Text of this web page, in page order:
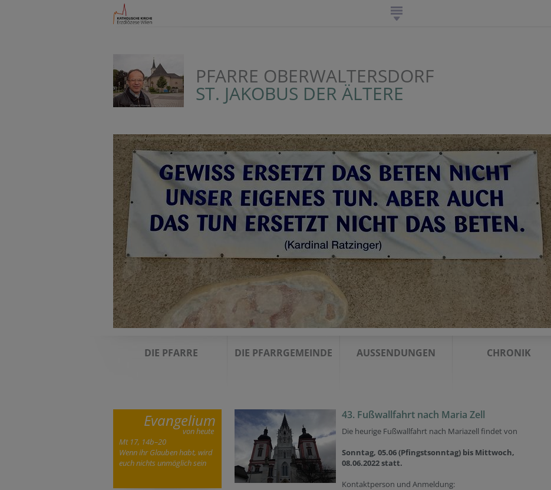
PFARRE OBERWALTERSDORF
ST. JAKOBUS DER ÄLTERE
DIE PFARRE DIE PFARRGEMEINDE AUSSENDUNGEN CHRONIK
Evangelium
von heute
Mt 17, 14b–20
Wenn ihr Glauben habt, wird
euch nichts unmöglich sein
43. Fußwallfahrt nach Maria Zell
Die heurige Fußwallfahrt nach Mariazell findet von
Sonntag, 05.06 (Pfingstsonntag) bis Mittwoch,
08.06.2022 statt.
Kontaktperson und Anmeldung: